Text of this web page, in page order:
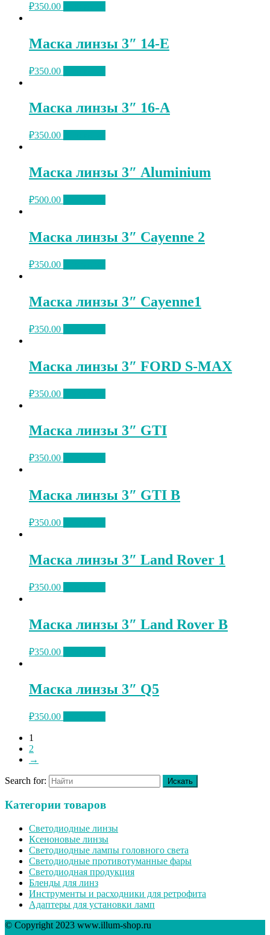
₽350.00
Маска линзы 3″ 14-E
₽350.00
Маска линзы 3″ 16-A
₽350.00
Маска линзы 3″ Aluminium
₽500.00
Маска линзы 3″ Cayenne 2
₽350.00
Маска линзы 3″ Cayenne1
₽350.00
Маска линзы 3″ FORD S-MAX
₽350.00
Маска линзы 3″ GTI
₽350.00
Маска линзы 3″ GTI B
₽350.00
Маска линзы 3″ Land Rover 1
₽350.00
Маска линзы 3″ Land Rover B
₽350.00
Маска линзы 3″ Q5
₽350.00
1
2
→
Search for:
Категории товаров
Светодиодные линзы
Ксеноновые линзы
Светодиодные лампы головного света
Светодиодные противотуманные фары
Светодиодная продукция
Бленды для линз
Инструменты и расходники для ретрофита
Адаптеры для установки ламп
© Copyright 2023 www.illum-shop.ru